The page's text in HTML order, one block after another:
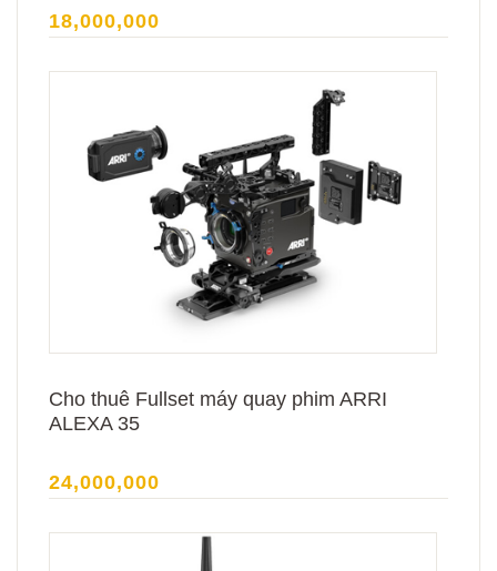
18,000,000
Cho thuê Fullset máy quay phim ARRI
ALEXA 35
24,000,000